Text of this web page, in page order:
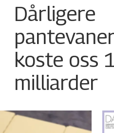
Dårligere
koste oss
milliarder